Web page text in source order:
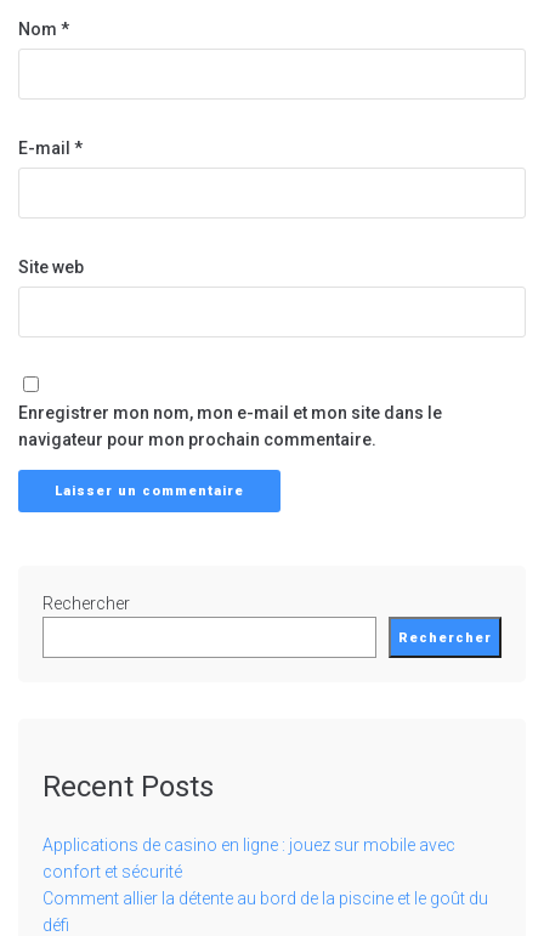
Nom *
E-mail *
Site web
Enregistrer mon nom, mon e-mail et mon site dans le
navigateur pour mon prochain commentaire.
Rechercher
Rechercher
Recent Posts
Applications de casino en ligne : jouez sur mobile avec
confort et sécurité
Comment allier la détente au bord de la piscine et le goût du
défi